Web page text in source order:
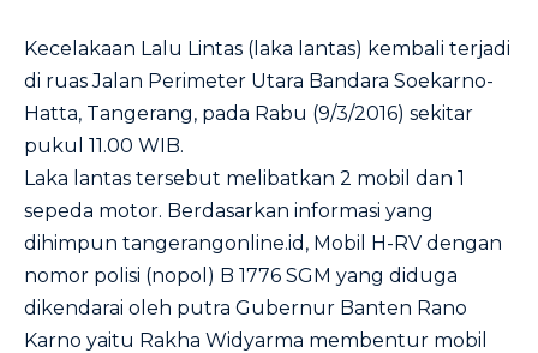
Kecelakaan Lalu Lintas (laka lantas) kembali terjadi
di ruas Jalan Perimeter Utara Bandara Soekarno-
Hatta, Tangerang, pada Rabu (9/3/2016) sekitar
pukul 11.00 WIB.
Laka lantas tersebut melibatkan 2 mobil dan 1
sepeda motor. Berdasarkan informasi yang
dihimpun tangerangonline.id, Mobil H-RV dengan
nomor polisi (nopol) B 1776 SGM yang diduga
dikendarai oleh putra Gubernur Banten Rano
Karno yaitu Rakha Widyarma membentur mobil